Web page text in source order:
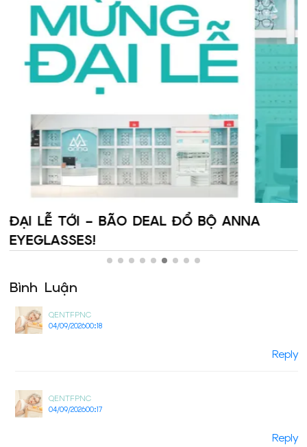
Cửa Hàng Kính Mắt ANNA – 6 Nguyễn Ảnh
Thủ
Bình Luận
QENTFPNC
04/09/202600:18
Reply
QENTFPNC
04/09/202600:17
Reply